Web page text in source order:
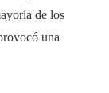
de los
una